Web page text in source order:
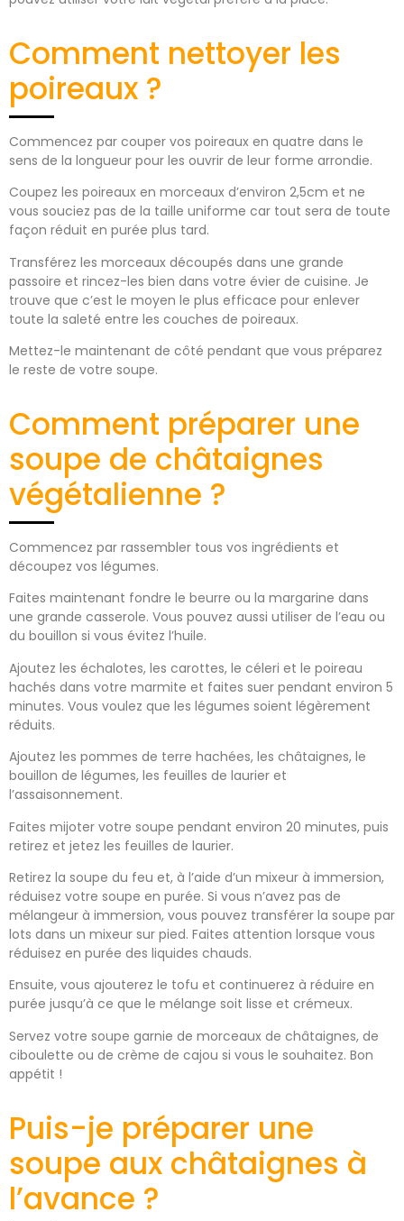
Comment nettoyer les
poireaux ?
Commencez par couper vos poireaux en quatre dans le
sens de la longueur pour les ouvrir de leur forme arrondie.
Coupez les poireaux en morceaux d’environ 2,5cm et ne
vous souciez pas de la taille uniforme car tout sera de toute
façon réduit en purée plus tard.
Transférez les morceaux découpés dans une grande
passoire et rincez-les bien dans votre évier de cuisine. Je
trouve que c’est le moyen le plus efficace pour enlever
toute la saleté entre les couches de poireaux.
Mettez-le maintenant de côté pendant que vous préparez
le reste de votre soupe.
Comment préparer une
soupe de châtaignes
végétalienne ?
Commencez par rassembler tous vos ingrédients et
découpez vos légumes.
Faites maintenant fondre le beurre ou la margarine dans
une grande casserole. Vous pouvez aussi utiliser de l’eau ou
du bouillon si vous évitez l’huile.
Ajoutez les échalotes, les carottes, le céleri et le poireau
hachés dans votre marmite et faites suer pendant environ 5
minutes. Vous voulez que les légumes soient légèrement
réduits.
Ajoutez les pommes de terre hachées, les châtaignes, le
bouillon de légumes, les feuilles de laurier et
l’assaisonnement.
Faites mijoter votre soupe pendant environ 20 minutes, puis
retirez et jetez les feuilles de laurier.
Retirez la soupe du feu et, à l’aide d’un mixeur à immersion,
réduisez votre soupe en purée. Si vous n’avez pas de
mélangeur à immersion, vous pouvez transférer la soupe par
lots dans un mixeur sur pied. Faites attention lorsque vous
réduisez en purée des liquides chauds.
Ensuite, vous ajouterez le tofu et continuerez à réduire en
purée jusqu’à ce que le mélange soit lisse et crémeux.
Servez votre soupe garnie de morceaux de châtaignes, de
ciboulette ou de crème de cajou si vous le souhaitez. Bon
appétit !
Puis-je préparer une
soupe aux châtaignes à
l’avance ?